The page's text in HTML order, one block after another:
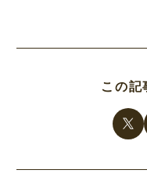
この